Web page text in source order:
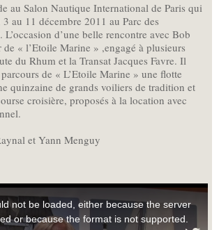
au Salon Nautique International de Paris qui
au 11 décembre 2011 au Parc des
d’une belle rencontre avec Bob
« l’Etoile Marine » ,engagé à plusieurs
du Rhum et la Transat Jacques Favre. Il
de « L’Etoile Marine » une flotte
quinzaine de grands voiliers de tradition et
croisière, proposés à la location avec
et Yann Menguy